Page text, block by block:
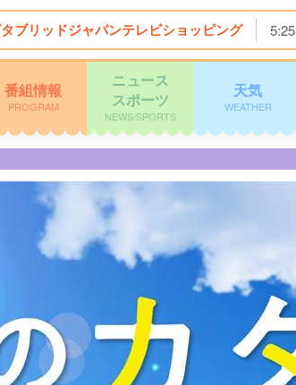
ブリッドジャパンテレビショッピング 5:25
番組情報
PROGRAM
ニュース
スポーツ
NEWS/SPORTS
天気
WEATHER